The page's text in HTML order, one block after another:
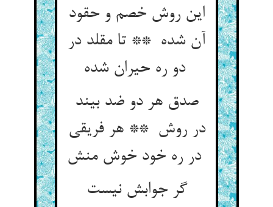
این روش خصم و حقود
آن شده ** تا مقلد در
دو ره حیران شده
صدق هر دو ضد بیند
در روش ** هر فریقی
در ره خود خوش منش
گر جوابش نیست